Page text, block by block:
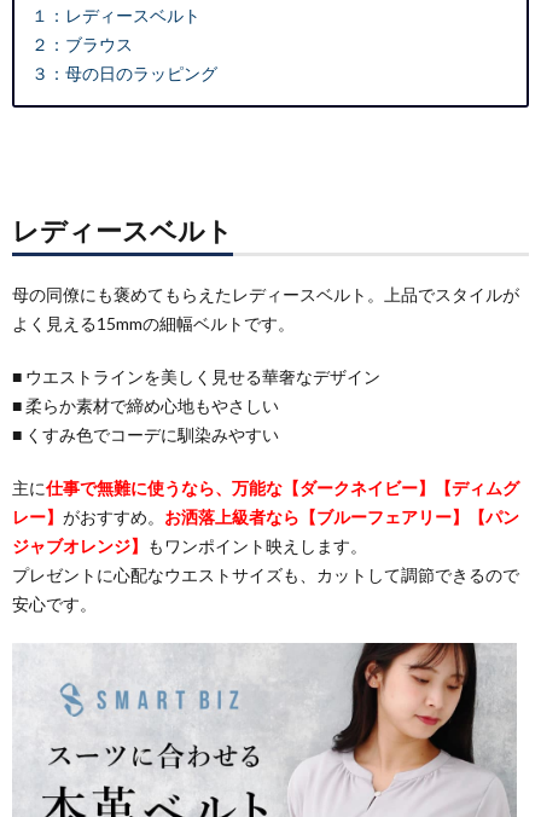
１：レディースベルト
２：ブラウス
３：母の日のラッピング
レディースベルト
母の同僚にも褒めてもらえたレディースベルト。上品でスタイルが
よく見える15mmの細幅ベルトです。
■ ウエストラインを美しく見せる華奢なデザイン
■ 柔らか素材で締め心地もやさしい
■ くすみ色でコーデに馴染みやすい
主に仕事で無難に使うなら、万能な【ダークネイビー】【ディムグ
レー】 がおすすめ。 お洒落上級者なら【ブルーフェアリー】【パン
ジャブオレンジ】
もワンポイント映えします。
プレゼントに心配なウエストサイズも、カットして調節できるので
安心です。